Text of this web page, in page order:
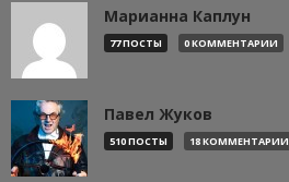
Марианна Каплун
77 ПОСТЫ 0 КОММЕНТАРИИ
Павел Жуков
510 ПОСТЫ 18 КОММЕНТАРИИ